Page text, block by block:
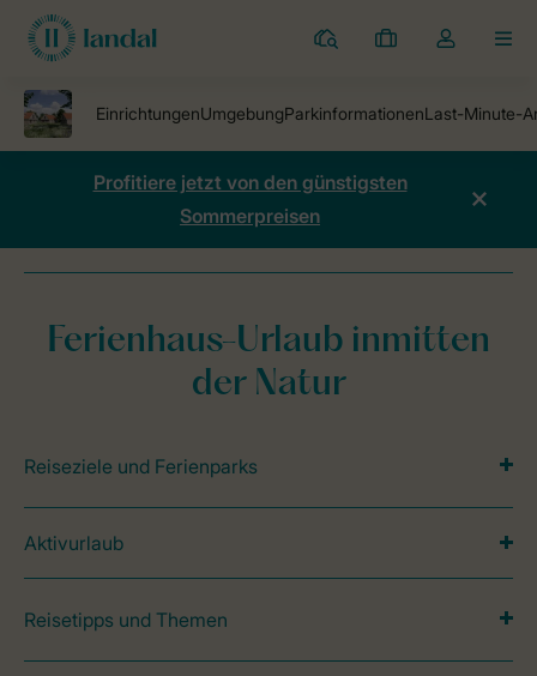
Ferienparks
Meine
Dropdown-
öffnen
Profitiere jetzt von den günstigsten
Sommerpreisen
Ferienhaus-Urlaub inmitten
der Natur
Reiseziele und Ferienparks
Aktivurlaub
Reisetipps und Themen